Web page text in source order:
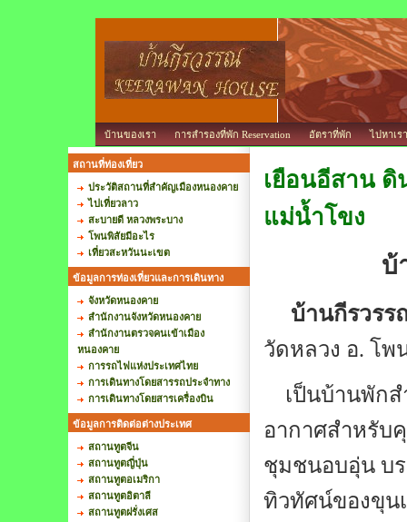
บ้านของเรา การสำรองที่พัก Reservation อัตราที่พัก ไปหาเรา
สถานที่ท่องเที่ยว
ประวัติสถานที่สำคัญเมืองหนองคาย
ไปเที่ยวลาว
สะบายดี หลวงพระบาง
โพนพิสัยมีอะไร
เที่ยวสะหวันนะเขต
ข้อมูลการท่องเที่ยวและการเดินทาง
จังหวัดหนองคาย
สำนักงานจังหวัดหนองคาย
สำนักงานตรวจคนเข้าเมือง
หนองคาย
การรถไฟแห่งประเทศไทย
การเดินทางโดยสารรถประจำทาง
การเดินทางโดยสารเครื่องบิน
ข้อมูลการติดต่อต่างประเทศ
สถานทูตจีน
สถานทูตญี่ปุ่น
สถานทูตอเมริกา
สถานทูตอิตาลี
สถานทูตฝรั่งเศส
เยือนอีสาน
แม่น้ำโขง
บ้
บ้านกีรวรร
วัดหลวง อ. โพ
เป็นบ้านพักส
อากาศสำหรับ
ชุมชนอบอุ่น บร
ทิวทัศน์ของขุน